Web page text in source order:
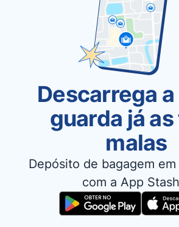
Descarrega
guarda já
malas
Depósito de bagagem
com a App